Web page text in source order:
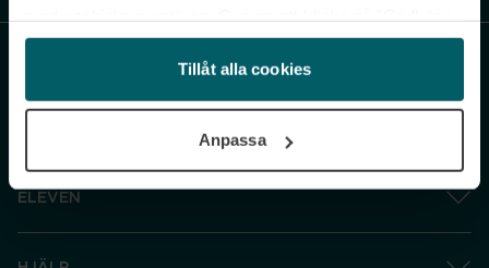
och gå vidare” accepterar du samtliga cookies medan du
under ”Inställningar” kan anpassa användningen av
cookies. Du kan återkalla ditt samtycke när som helst.
Tillåt alla cookies
Anpassa
ELEVEN